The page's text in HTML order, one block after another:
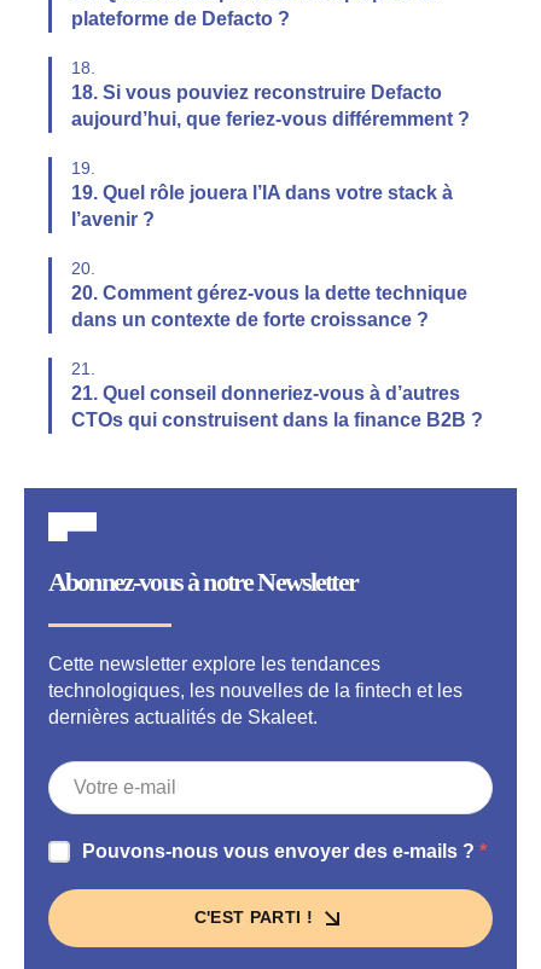
plateforme de Defacto ?
18.
18. Si vous pouviez reconstruire Defacto
aujourd’hui, que feriez-vous différemment ?
19.
19. Quel rôle jouera l’IA dans votre stack à
l’avenir ?
20.
20. Comment gérez-vous la dette technique
dans un contexte de forte croissance ?
21.
21. Quel conseil donneriez-vous à d’autres
CTOs qui construisent dans la finance B2B ?
Abonnez-vous à notre Newsletter
Cette newsletter explore les tendances
technologiques, les nouvelles de la fintech et les
dernières actualités de Skaleet.
Pouvons-nous vous envoyer des e-mails ?
C'EST PARTI !